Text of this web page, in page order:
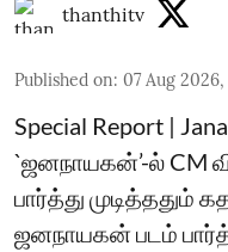
thanthitv
Published on: 07 Aug
Special Report |
`ஜனநாயகன்’-ல் CM
பார்த்து முடித்ததும்
ஜனநாயகன் படம்